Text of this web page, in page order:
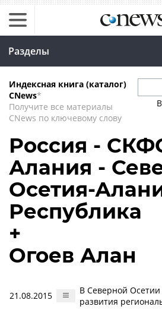
Разделы
Индексная книга (каталог)
CNews*
Получите все материалы
CNews по ключевому слову
Россия -
Алания -
Осетия-
Республика
+
Огоев Алан
21.08.2015
В Северной
развития